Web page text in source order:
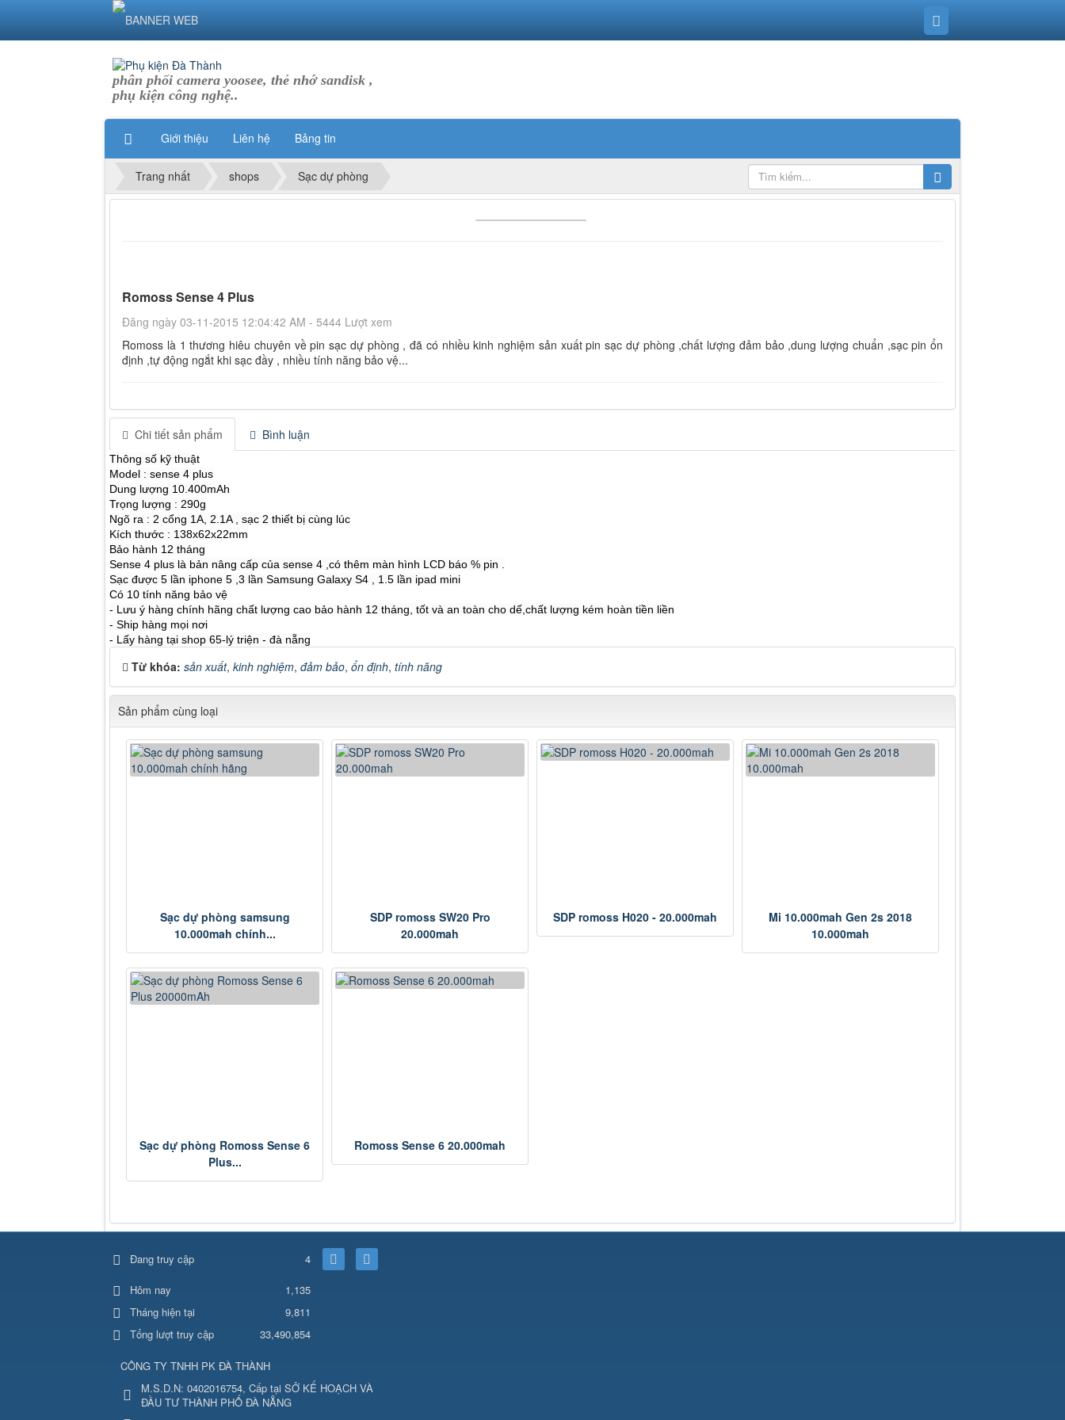
phân phối camera yoosee, thẻ nhớ sandisk ,
phụ kiện công nghệ..
Giới thiệu Liên hệ Bảng tin
Trang nhất shops Sạc dự phòng
Romoss Sense 4 Plus
Đăng ngày 03-11-2015 12:04:42 AM - 5444 Lượt xem
Romoss là 1 thương hiêu chuyên về pin sạc dự phòng , đã có nhiều kinh nghiệm sản xuất pin sạc dự phòng ,chất lượng đảm bảo ,dung lượng chuẩn ,sạc pin ổn
định ,tự động ngắt khi sạc đầy , nhiều tính năng bảo vệ...
Chi tiết sản phẩm Bình luận
Thông số kỹ thuật
Model : sense 4 plus
Dung lượng 10.400mAh
Trọng lượng : 290g
Ngõ ra : 2 cổng 1A, 2.1A , sạc 2 thiết bị cùng lúc
Kích thước : 138x62x22mm
Bảo hành 12 tháng
Sense 4 plus là bản nâng cấp của sense 4 ,có thêm màn hình LCD báo % pin .
Sạc được 5 lần iphone 5 ,3 lần Samsung Galaxy S4 , 1.5 lần ipad mini
Có 10 tính năng bảo vệ
- Lưu ý hàng chính hãng chất lượng cao bảo hành 12 tháng, tốt và an toàn cho dế,chất lượng kém hoàn tiền liền
- Ship hàng mọi nơi
- Lấy hàng tại shop 65-lý triện - đà nẵng
Từ khóa: sản xuất, kinh nghiệm, đảm bảo, ổn định, tính năng
Sản phẩm cùng loại
Sạc dự phòng samsung
10.000mah chính...
SDP romoss SW20 Pro
20.000mah
SDP romoss H020 - 20.000mah
Mi 10.000mah Gen 2s 2018
10.000mah
Sạc dự phòng Romoss Sense 6
Plus...
Romoss Sense 6 20.000mah
Đang truy cập 4
Hôm nay
1,135
Tháng hiện tại
9,811
Tổng lượt truy cập
33,490,854
CÔNG TY TNHH PK ĐÀ THÀNH
M.S.D.N: 0402016754, Cấp tại SỞ KẾ HOẠCH VÀ
ĐẦU TƯ THÀNH PHỐ ĐÀ NẴNG